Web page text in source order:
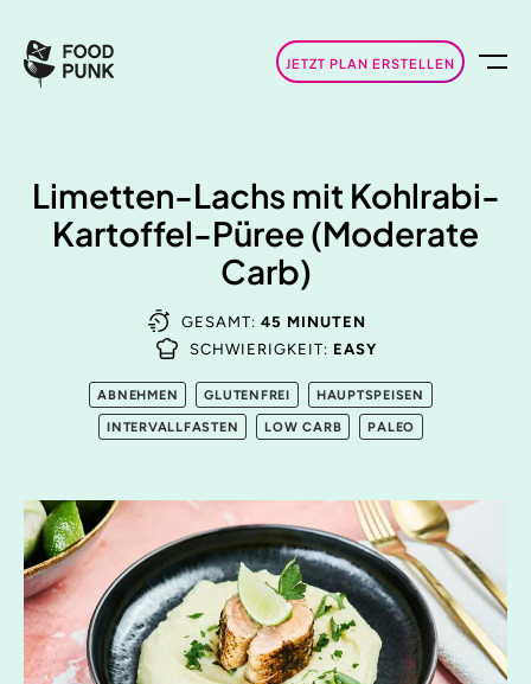
JETZT PLAN ERSTELLEN
Limetten-Lachs mit Kohlrabi-
Kartoffel-Püree (Moderate
Carb)
GESAMT: 45 MINUTEN
SCHWIERIGKEIT: EASY
ABNEHMEN GLUTENFREI HAUPTSPEISEN
INTERVALLFASTEN LOW CARB PALEO